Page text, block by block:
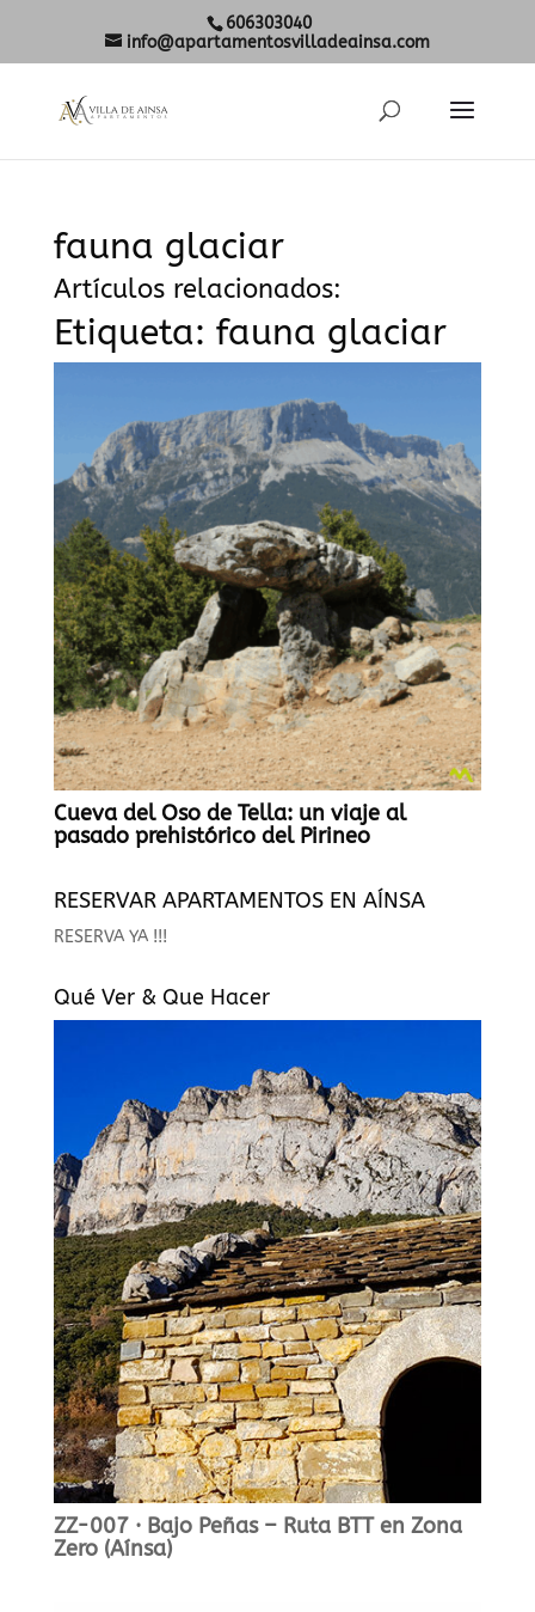
606303040
info@apartamentosvilladeainsa.com
fauna glaciar
Artículos relacionados:
Etiqueta: fauna glaciar
Cueva del Oso de Tella: un viaje al
pasado prehistórico del Pirineo
RESERVAR APARTAMENTOS EN AÍNSA
RESERVA YA !!!
Qué Ver & Que Hacer
ZZ-007 · Bajo Peñas – Ruta BTT en Zona
Zero (Aínsa)